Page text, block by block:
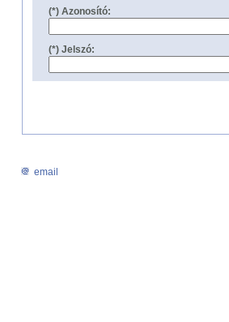
(*) Azonosító:
(*) Jelszó:
email